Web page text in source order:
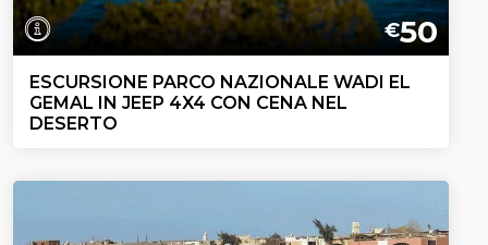
€50
ESCURSIONE PARCO NAZIONALE WADI EL
GEMAL IN JEEP 4X4 CON CENA NEL
DESERTO